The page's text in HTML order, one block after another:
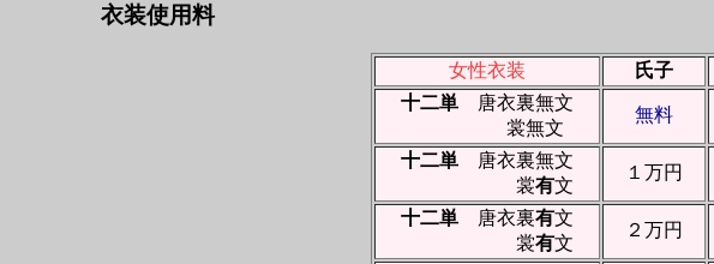
衣装使用料
女性衣装 氏子
十二単唐衣裏無文
裳無文
無料
十二単唐衣裏無文
裳有文
１万円
十二単唐衣裏有文
裳有文
２万円